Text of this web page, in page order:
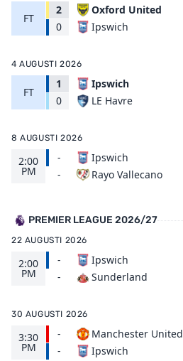
FT
2
0
Oxford United
Ipswich
4 AUGUSTI 2026
FT
1
0
Ipswich
LE Havre
8 AUGUSTI 2026
2:00
PM
-
-
Ipswich
Rayo Vallecano
PREMIER LEAGUE 2026/27
22 AUGUSTI 2026
2:00
PM
-
-
Ipswich
Sunderland
30 AUGUSTI 2026
3:30
PM
-
-
Manchester United
Ipswich